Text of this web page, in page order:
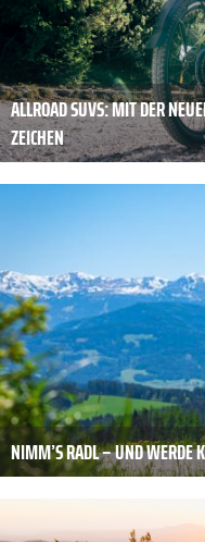
ALLROAD SUVS: MIT DER
ZEICHEN
NIMM’S RADL – UND WERDE